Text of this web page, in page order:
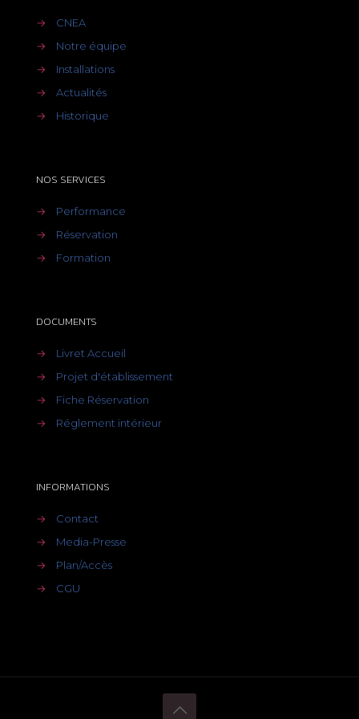
→
CNEA
→
Notre équipe
→
Installations
→
Actualités
→
Historique
NOS SERVICES
→
Performance
→
Réservation
→
Formation
DOCUMENTS
→
Livret Accueil
→
Projet d'établissement
→
Fiche Réservation
→
Réglement intérieur
INFORMATIONS
→
Contact
→
Media-Presse
→
Plan/Accès
→
CGU